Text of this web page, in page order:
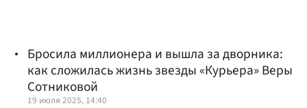
Бросила миллионера и вышла за дворника:
как сложилась жизнь звезды «Курьера» Веры
Сотниковой
19 июля 2025, 14:40